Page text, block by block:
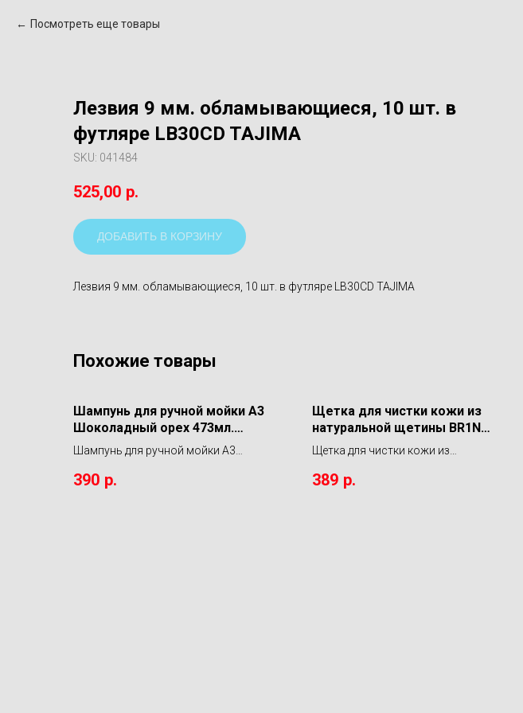
Посмотреть еще товары
Лезвия 9 мм. обламывающиеся, 10 шт. в
футляре LB30CD TAJIMA
SKU: 041484
525,00 р.
ДОБАВИТЬ В КОРЗИНУ
Лезвия 9 мм. обламывающиеся, 10 шт. в футляре LB30CD TAJIMA
Похожие товары
Шампунь для ручной мойки А3
Шоколадный орех 473мл.
LERATON
Шампунь для ручной мойки А3
390 р.
Щетка для чистки кожи из
натуральной щетины BR1N
(средней жесткости) LERATON
Щетка для чистки кожи из
жесткости) LERATON
389 р.